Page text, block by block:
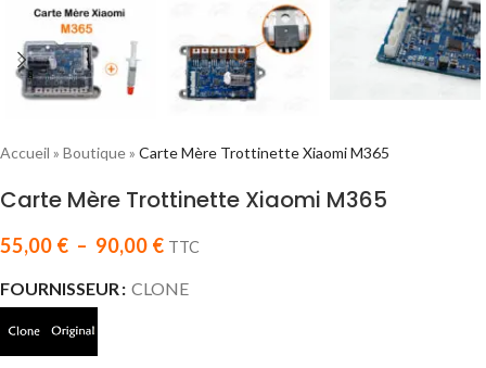
Accueil » Boutique» Carte Mère Trottinette Xiaomi M365
Carte Mère Trottinette Xiaomi M365
55,00 € – 90,00 € TTC
FOURNISSEUR CLONE